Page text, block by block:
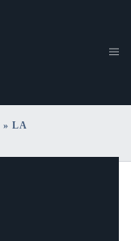
» LA